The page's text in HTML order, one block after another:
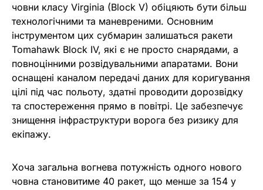
човни класу Virginia (Block V) обіцяють бути більш
технологічними та маневреними. Основним
інструментом цих субмарин залишаться ракети
Tomahawk Block IV, які є не просто снарядами, а
повноцінними розвідувальними апаратами. Вони
оснащені каналом передачі даних для коригування
цілі під час польоту, здатні проводити дорозвідку
та спостереження прямо в повітрі. Це забезпечує
знищення інфраструктури ворога без ризику для
екіпажу.
Хоча загальна вогнева потужність одного нового
човна становитиме 40 ракет, що менше за 154 у